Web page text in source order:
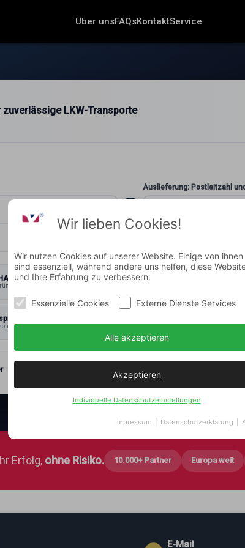
Über unsFAQsKontaktService
LKW-Transporte
Auslieferung: Postleitzahl
Wohin soll
1933
Erfolg, ohne Risiko. 10.000+ Partner Europa weit
E-Mail
Wir lieben Cookies!
Wir nutzen Cookies auf unserer Website. Einige von ihnen
sind essenziell, während andere uns helfen, diese
und Ihre Erfahrung zu verbessern.
Essenzielle Cookies Externe Dienste Services
Alle akzeptieren
Akzeptieren
Individuelle Datenschutzeinstellungen
Impressum Datenschutzerklärung